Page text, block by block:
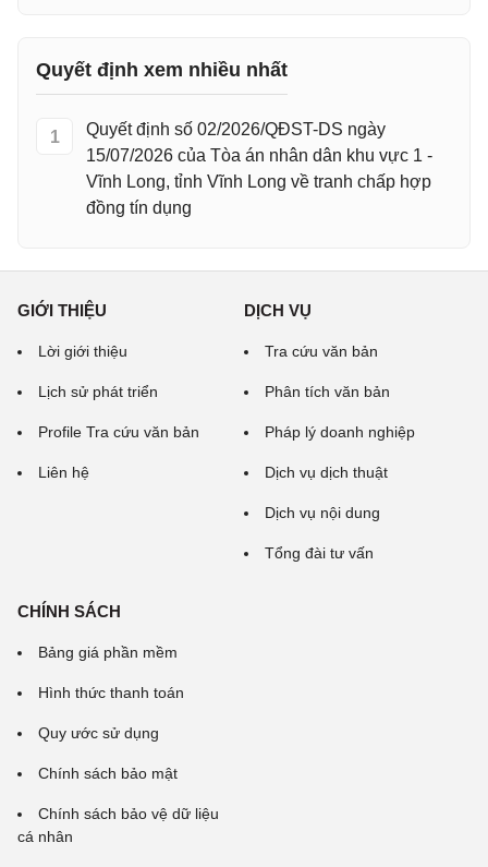
Quyết định xem nhiều nhất
1
Quyết định số 02/2026/QĐST-DS ngày
15/07/2026 của Tòa án nhân dân khu vực 1 -
Vĩnh Long, tỉnh Vĩnh Long về tranh chấp hợp
đồng tín dụng
GIỚI THIỆU
Lời giới thiệu
Lịch sử phát triển
Profile Tra cứu văn bản
Liên hệ
DỊCH VỤ
Tra cứu văn bản
Phân tích văn bản
Pháp lý doanh nghiệp
Dịch vụ dịch thuật
Dịch vụ nội dung
Tổng đài tư vấn
CHÍNH SÁCH
Bảng giá phần mềm
Hình thức thanh toán
Quy ước sử dụng
Chính sách bảo mật
Chính sách bảo vệ dữ liệu
cá nhân